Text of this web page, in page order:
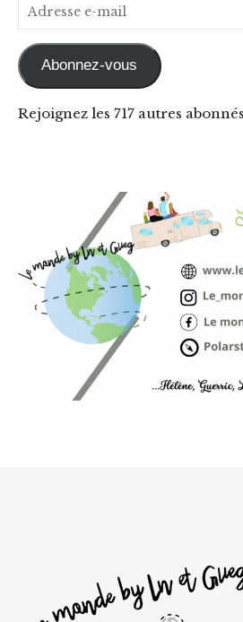
Adresse e-mail
Abonnez-vous
Rejoignez les 717 autres abonnés